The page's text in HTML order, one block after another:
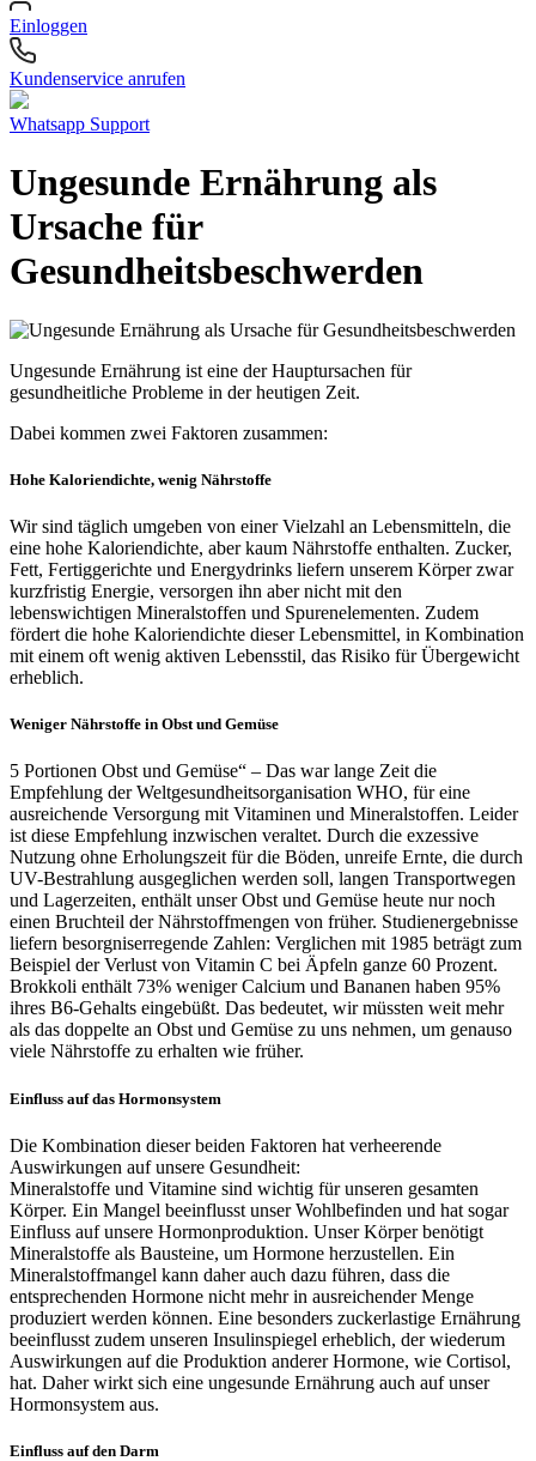
Einloggen
Kundenservice anrufen
Whatsapp Support
Ungesunde Ernährung als
Ursache für
Gesundheitsbeschwerden
Ungesunde Ernährung ist eine der Hauptursachen für
gesundheitliche Probleme in der heutigen Zeit.
Dabei kommen zwei Faktoren zusammen:
Hohe Kaloriendichte, wenig Nährstoffe
Wir sind täglich umgeben von einer Vielzahl an Lebensmitteln, die
eine hohe Kaloriendichte, aber kaum Nährstoffe enthalten. Zucker,
Fett, Fertiggerichte und Energydrinks liefern unserem Körper zwar
kurzfristig Energie, versorgen ihn aber nicht mit den
lebenswichtigen Mineralstoffen und Spurenelementen. Zudem
fördert die hohe Kaloriendichte dieser Lebensmittel, in Kombination
mit einem oft wenig aktiven Lebensstil, das Risiko für Übergewicht
erheblich.
Weniger Nährstoffe in Obst und Gemüse
5 Portionen Obst und Gemüse“ – Das war lange Zeit die
Empfehlung der Weltgesundheitsorganisation WHO, für eine
ausreichende Versorgung mit Vitaminen und Mineralstoffen. Leider
ist diese Empfehlung inzwischen veraltet. Durch die exzessive
Nutzung ohne Erholungszeit für die Böden, unreife Ernte, die durch
UV-Bestrahlung ausgeglichen werden soll, langen Transportwegen
und Lagerzeiten, enthält unser Obst und Gemüse heute nur noch
einen Bruchteil der Nährstoffmengen von früher. Studienergebnisse
liefern besorgniserregende Zahlen: Verglichen mit 1985 beträgt zum
Beispiel der Verlust von Vitamin C bei Äpfeln ganze 60 Prozent.
Brokkoli enthält 73% weniger Calcium und Bananen haben 95%
ihres B6-Gehalts eingebüßt. Das bedeutet, wir müssten weit mehr
als das doppelte an Obst und Gemüse zu uns nehmen, um genauso
viele Nährstoffe zu erhalten wie früher.
Einfluss auf das Hormonsystem
Die Kombination dieser beiden Faktoren hat verheerende
Auswirkungen auf unsere Gesundheit:
Mineralstoffe und Vitamine sind wichtig für unseren gesamten
Körper. Ein Mangel beeinflusst unser Wohlbefinden und hat sogar
Einfluss auf unsere Hormonproduktion. Unser Körper benötigt
Mineralstoffe als Bausteine, um Hormone herzustellen. Ein
Mineralstoffmangel kann daher auch dazu führen, dass die
entsprechenden Hormone nicht mehr in ausreichender Menge
produziert werden können. Eine besonders zuckerlastige Ernährung
beeinflusst zudem unseren Insulinspiegel erheblich, der wiederum
Auswirkungen auf die Produktion anderer Hormone, wie Cortisol,
hat. Daher wirkt sich eine ungesunde Ernährung auch auf unser
Hormonsystem aus.
Einfluss auf den Darm